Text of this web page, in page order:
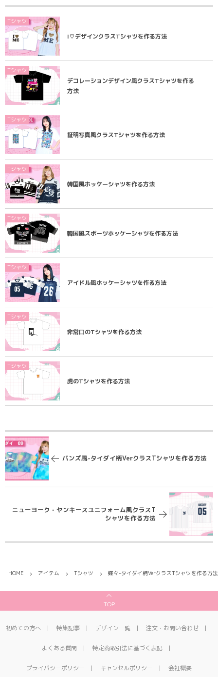
Tシャツ
I♡デザインクラスTシャツを作る方法
Tシャツ
デコレーションデザイン風クラスTシャツを作る
方法
Tシャツ
証明写真風クラスTシャツを作る方法
Tシャツ
韓国風ホッケーシャツを作る方法
Tシャツ
韓国風スポーツホッケーシャツを作る方法
Tシャツ
アイドル風ホッケーシャツを作る方法
Tシャツ
非常口のTシャツを作る方法
Tシャツ
虎のTシャツを作る方法
バンズ風-タイダイ柄VerクラスTシャツを作る方法
ニューヨーク・ヤンキースユニフォーム風クラスT
シャツを作る方法
HOME アイテム Tシャツ 蝶々-タイダイ柄VerクラスTシャツを作る方法
TOP
初めての方へ 特集記事 デザイン一覧 注文・お問い合わせ
よくある質問 特定商取引法に基づく表記
プライバシーポリシー キャンセルポリシー 会社概要